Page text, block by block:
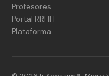
Profesores
Portal RRHH
Plataforma